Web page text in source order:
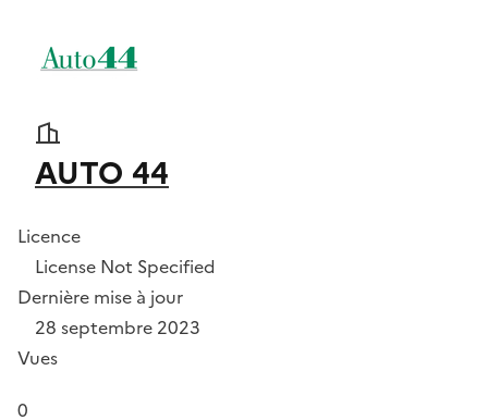
AUTO 44
Licence
License Not Specified
Dernière mise à jour
28 septembre 2023
Vues
0